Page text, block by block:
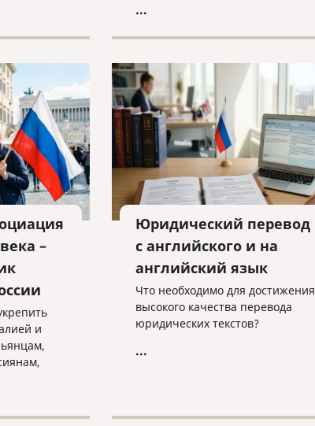
наследникам. Разбираем, как
наследство, еще не приняли его
или когда судебное решение о
взыскании уже получено.
...
–
и
Юридический перевод
с английского и на
английский язык
Что необходимо для достижения
высокого качества перевода
юридических текстов?
...